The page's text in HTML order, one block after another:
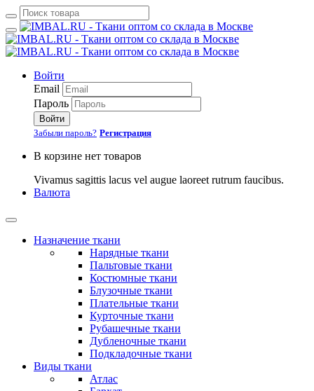
Войти
Email
Пароль
Войти
Забыли пароль? Регистрация
В корзине нет товаров
Vivamus sagittis lacus vel augue laoreet rutrum faucibus.
Валюта
Назначение ткани
Нарядные ткани
Пальтовые ткани
Костюмные ткани
Блузочные ткани
Плательные ткани
Курточные ткани
Рубашечные ткани
Дубленочные ткани
Подкладочные ткани
Виды ткани
Атлас